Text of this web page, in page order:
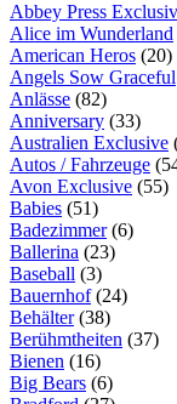
Abbey Press
Alice im Wunderland
American Heros (20)
Angels Sow Graceful
Anlässe (82)
Anniversary (33)
Australien Exclusive
Autos / Fahrzeuge
Avon Exclusive (55)
Babies (51)
Badezimmer(6)
Ballerina (23)
Baseball (3)
Bauernhof(24)
Behälter(38)
Berühmtheiten (37)
Bienen (16)
Big Bears (6)